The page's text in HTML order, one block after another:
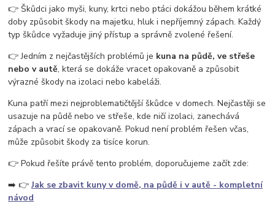
vosy v pergole
ochrana proti vosám
jak se zbavit vosího hnízda
odpuzovač vos
past na vosy
létající hmyz vosy v domě vosy ve střeše
👉 Škůdci jako myši, kuny, krtci nebo ptáci dokážou během krátké
doby způsobit škody na majetku, hluk i nepříjemný zápach. Každý
typ škůdce vyžaduje jiný přístup a správně zvolené řešení.
👉 Jedním z nejčastějších problémů je kuna na půdě, ve střeše
nebo v autě, která se dokáže vracet opakovaně a způsobit
výrazné škody na izolaci nebo kabeláži.
Kuna patří mezi nejproblematičtější škůdce v domech. Nejčastěji se
usazuje na půdě nebo ve střeše, kde ničí izolaci, zanechává
zápach a vrací se opakovaně. Pokud není problém řešen včas,
může způsobit škody za tisíce korun.
👉 Pokud řešíte právě tento problém, doporučujeme začít zde:
➡️ 👉Jak se zbavit kuny v domě, na půdě i v autě - kompletní
návod